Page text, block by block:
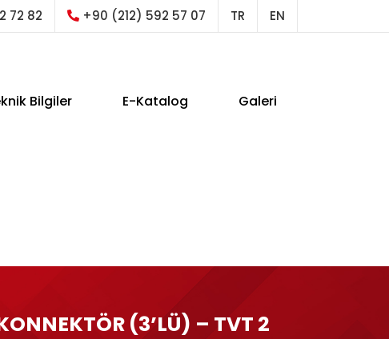
72 82 +90 (212) 592 57 07 TR EN
Bilgiler E-Katalog Galeri
(3’LÜ) – TVT 2